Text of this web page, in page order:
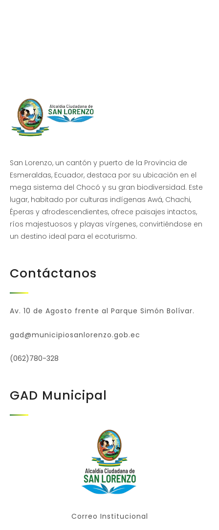
San Lorenzo, un cantón y puerto de la Provincia de
Esmeraldas, Ecuador, destaca por su ubicación en el
mega sistema del Chocó y su gran biodiversidad. Este
lugar, habitado por culturas indígenas Awá, Chachi,
Éperas y afrodescendientes, ofrece paisajes intactos,
ríos majestuosos y playas vírgenes, convirtiéndose en
un destino ideal para el ecoturismo.
Contáctanos
Av. 10 de Agosto frente al Parque Simón Bolívar.
gad@municipiosanlorenzo.gob.ec
(062)780-328
GAD Municipal
Correo Institucional